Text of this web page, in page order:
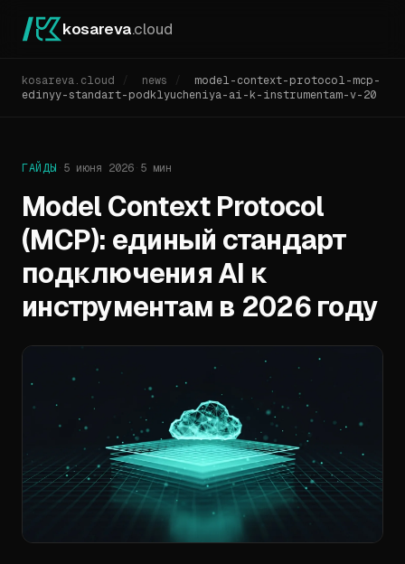
kosareva.cloud
kosareva.cloud / news /
model-context-protocol-mcp-
edinyy-standart-podklyucheniya-ai-k-instrumentam-v-20
ГАЙДЫ 5 июня 2026 5 мин
Model Context Protocol
(MCP): единый стандарт
подключения AI к
инструментам в 2026 году